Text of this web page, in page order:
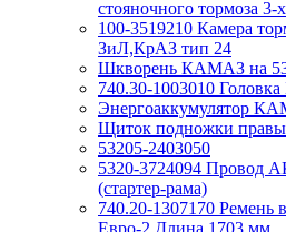
стояночного тормоза
100-3519210 Камера
ЗиЛ,КрАЗ тип 24
Шкворень КАМАЗ на
740.30-1003010
Энергоаккумулятор
Щиток подножки
53205-2403050
5320-3724094 Провод
(стартер-рама)
740.20-1307170
Евро-2 Длина 1703 мм